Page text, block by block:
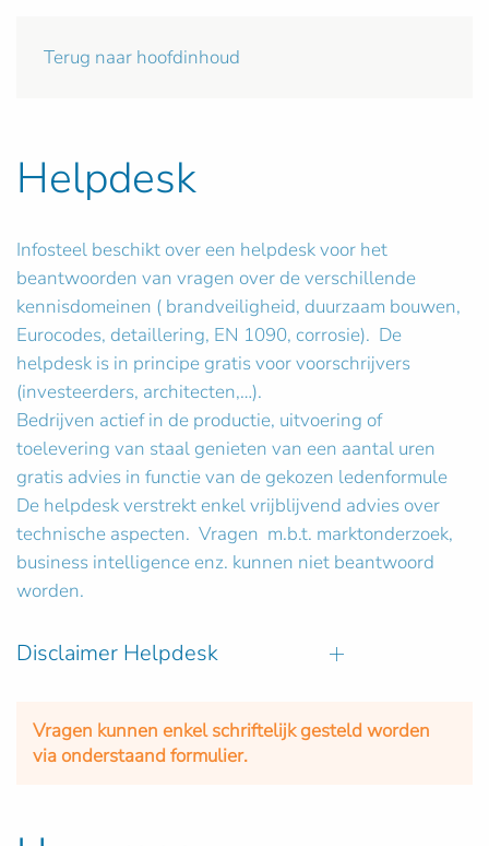
Terug naar hoofdinhoud
Helpdesk
Infosteel beschikt over een helpdesk voor het
beantwoorden van vragen over de verschillende
kennisdomeinen ( brandveiligheid, duurzaam bouwen,
Eurocodes, detaillering, EN 1090, corrosie). De
helpdesk is in principe gratis voor voorschrijvers
(investeerders, architecten,…).
Bedrijven actief in de productie, uitvoering of
toelevering van staal genieten van een aantal uren
gratis advies in functie van de gekozen ledenformule
De helpdesk verstrekt enkel vrijblijvend advies over
technische aspecten. Vragen m.b.t. marktonderzoek,
business intelligence enz. kunnen niet beantwoord
worden.
Disclaimer Helpdesk
Vragen kunnen enkel schriftelijk gesteld worden
via onderstaand formulier.